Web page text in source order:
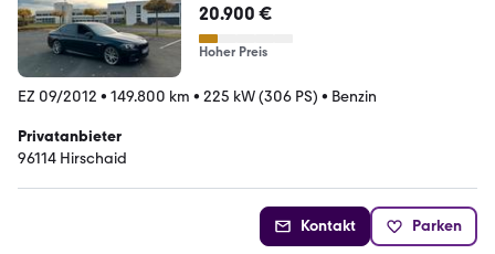
20.900 €
Hoher Preis
EZ 09/2012 • 149.800 km • 225 kW (306 PS) • Benzin
Privatanbieter
96114 Hirschaid
Kontakt Parken